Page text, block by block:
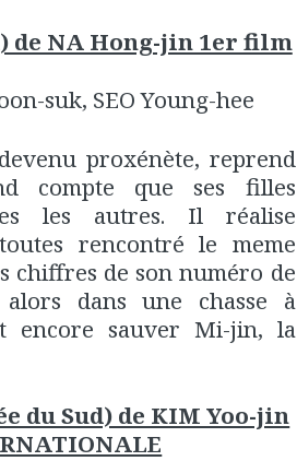
de NA Hong-jin 1er film
suk, SEO Young-hee
proxénète, reprend
compte que ses filles
les autres. Il réalise
rencontré le meme
chiffres de son numéro de
dans une chasse à
encore sauver Mi-jin, la
du Sud) de KIM Yoo-jin